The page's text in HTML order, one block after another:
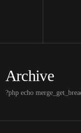
Archive
?php echo